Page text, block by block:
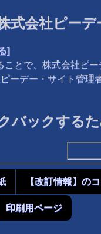
式会社ピー
]
とで、株式会社ピ
ーデー・サイト管
バックする
【改訂情報】の
印刷用ページ